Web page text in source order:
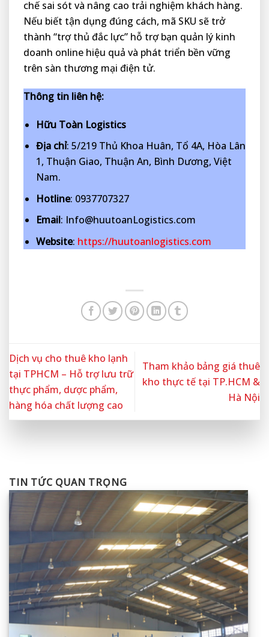
chế sai sót và nâng cao trải nghiệm khách hàng.
Nếu biết tận dụng đúng cách, mã SKU sẽ trở
thành “trợ thủ đắc lực” hỗ trợ bạn quản lý kinh
doanh online hiệu quả và phát triển bền vững
trên sàn thương mại điện tử.
Thông tin liên hệ:
Hữu Toàn Logistics
Địa chỉ: 5/219 Thủ Khoa Huân, Tổ 4A, Hòa Lân
1, Thuận Giao, Thuận An, Bình Dương, Việt
Nam.
Hotline: 0937707327
Email: Info@huutoanLogistics.com
Website: https://huutoanlogistics.com
Dịch vụ cho thuê kho lạnh
tại TPHCM – Hỗ trợ lưu trữ
thực phẩm, dược phẩm,
hàng hóa chất lượng cao
Tham khảo bảng giá thuê
kho thực tế tại TP.HCM &
Hà Nội
TIN TỨC QUAN TRỌNG